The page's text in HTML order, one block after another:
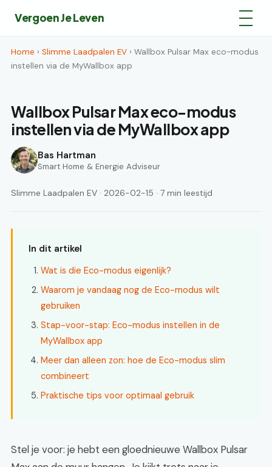
Vergoen Je Leven
Home › Slimme Laadpalen EV › Wallbox Pulsar Max eco-modus
instellen via de MyWallbox app
Wallbox Pulsar Max eco-modus
instellen via de MyWallbox app
Bas Hartman
Smart Home & Energie Adviseur
Slimme Laadpalen EV · 2026-02-15 · 7 min leestijd
In dit artikel
Wat is die Eco-modus eigenlijk?
Waarom je vandaag nog de Eco-modus wilt
gebruiken
Stap-voor-stap: Eco-modus instellen in de
MyWallbox app
Meer dan alleen zon: hoe de Eco-modus slim
combineert
Praktische tips voor optimaal gebruik
Stel je voor: je hebt een gloednieuwe Wallbox Pulsar